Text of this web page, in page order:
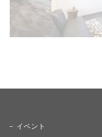
イベント